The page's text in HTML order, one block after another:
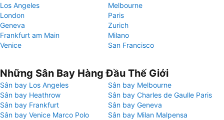
Los Angeles
Melbourne
London
Paris
Geneva
Zurich
Frankfurt am Main
Milano
Venice
San Francisco
Những Sân Bay Hàng Đầu Thế Giới
Sân bay Los Angeles
Sân bay Melbourne
Sân bay Heathrow
Sân bay Charles de Gaulle Paris
Sân bay Frankfurt
Sân bay Geneva
Sân bay Venice Marco Polo
Sân bay Milan Malpensa